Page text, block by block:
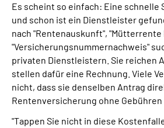
Suche
Mein
Es scheint so einfach: Eine schnelle
und schon ist ein Dienstleister
nach "Rentenauskunft",
"Versicherungsnummernachweis"
privaten Dienstleistern. Sie reichen
stellen dafür eine Rechnung. Viele
nicht, dass sie denselben Antrag
Rentenversicherung ohne Gebühren
"Tappen Sie nicht in diese